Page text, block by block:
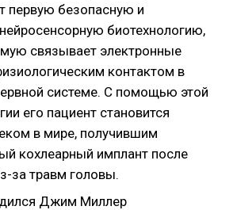
первую безопасную и
биотехнологию,
связывает электронные
контактом в
системе. С помощью этой
его пациент становится
в мире, получившим
кохлеарный имплант после
за травм головы.
Джим Миллер